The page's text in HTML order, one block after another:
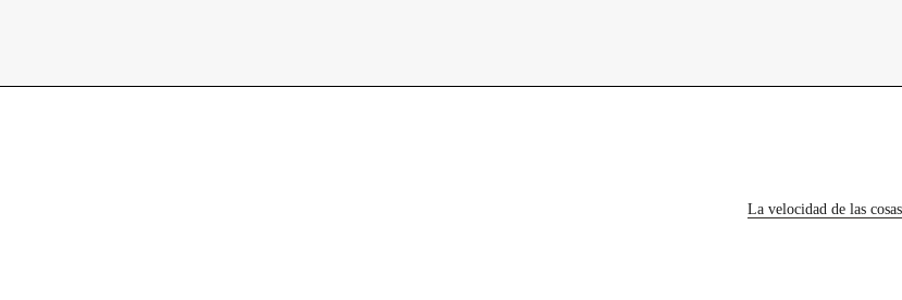
La velocidad de las cosas